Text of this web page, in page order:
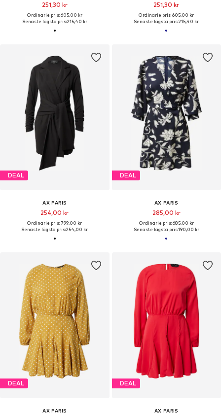
251,30 kr
Ordinarie pris: 605,00 kr
Senaste lägsta pris:215,40 kr
251,30 kr
Ordinarie pris: 605,00 kr
Senaste lägsta pris:215,40 kr
DEAL
AX PARIS
254,00 kr
Ordinarie pris: 799,00 kr
Senaste lägsta pris:254,00 kr
DEAL
AX PARIS
285,00 kr
Ordinarie pris: 685,00 kr
Senaste lägsta pris:190,00 kr
DEAL
AX PARIS
DEAL
AX PARIS